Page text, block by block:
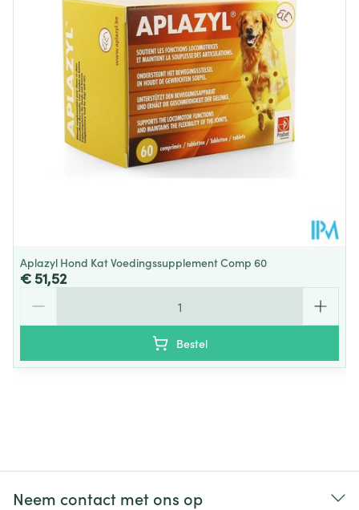
Behoud Kamertemperatuur (15°C - 25°C)
Aplazyl Hond Kat Voedingssupplement Comp 60
€ 51,52
Bestel
Neem contact met ons op